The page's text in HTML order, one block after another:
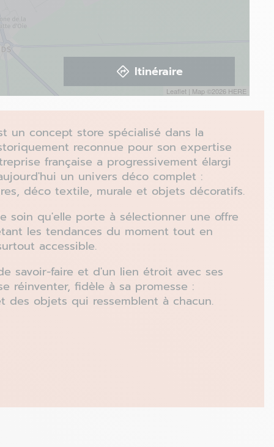
Leaflet | Map ©2026 HERE
Itinéraire
un concept store spécialisé dans la
reconnue pour son expertise
française a progressivement élargi
un univers déco complet :
déco textile, murale et objets décoratifs.
soin qu'elle porte à sélectionner une offre
les tendances du moment tout en
accessible.
savoir-faire et d'un lien étroit avec ses
réinventer, fidèle à sa promesse :
des objets qui ressemblent à chacun.